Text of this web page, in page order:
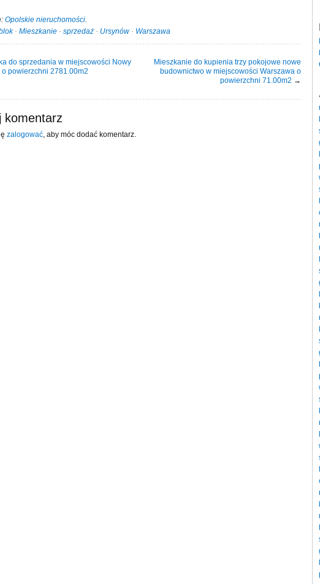
Opolskie nieruchomości.
· Mieszkanie · sprzedaż · Ursynów· Warszawa
do sprzedania w miejscowości Nowy
o powierzchni 2781.00m2
Mieszkanie do kupienia trzy pokojowe nowe
budownictwo w miejscowości Warszawa o
powierzchni 71.00m2 →
komentarz
zalogować , aby móc dodać komentarz.